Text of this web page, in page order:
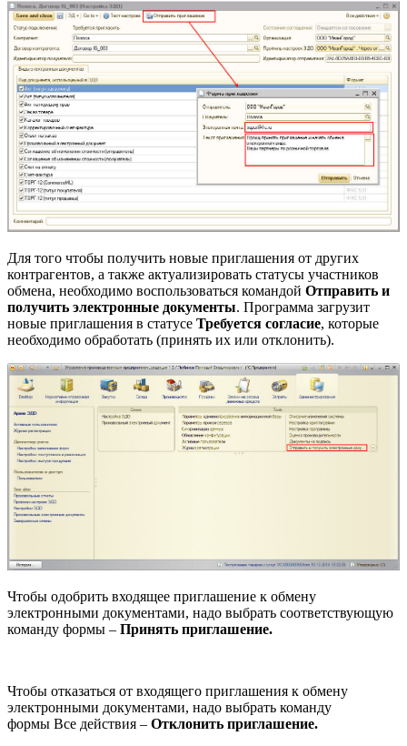
Для того чтобы получить новые приглашения от других
контрагентов, а также актуализировать статусы участников
обмена, необходимо воспользоваться командой Отправить и
получить электронные документы. Программа загрузит
новые приглашения в статусе Требуется согласие, которые
необходимо обработать (принять их или отклонить).
Чтобы одобрить входящее приглашение к обмену
электронными документами, надо выбрать соответствующую
команду формы – Принять приглашение.
Чтобы отказаться от входящего приглашения к обмену
электронными документами, надо выбрать команду
формы Все действия – Отклонить приглашение.